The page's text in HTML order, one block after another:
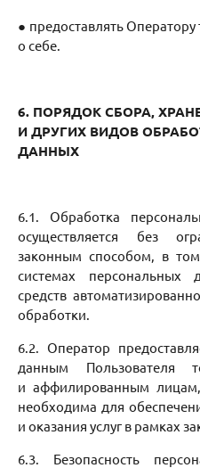
● предоставлять
о себе.
6. ПОРЯДОК СБОРА,
И ДРУГИХ ВИДОВ
ДАННЫХ
6.1. Обработка
осуществляется без
законным способом, в
системах персональных
средств
обработки.
6.2. Оператор
данным Пользователя
и аффилированным
необходима для
и оказания услуг в рамках
6.3. Безопасность